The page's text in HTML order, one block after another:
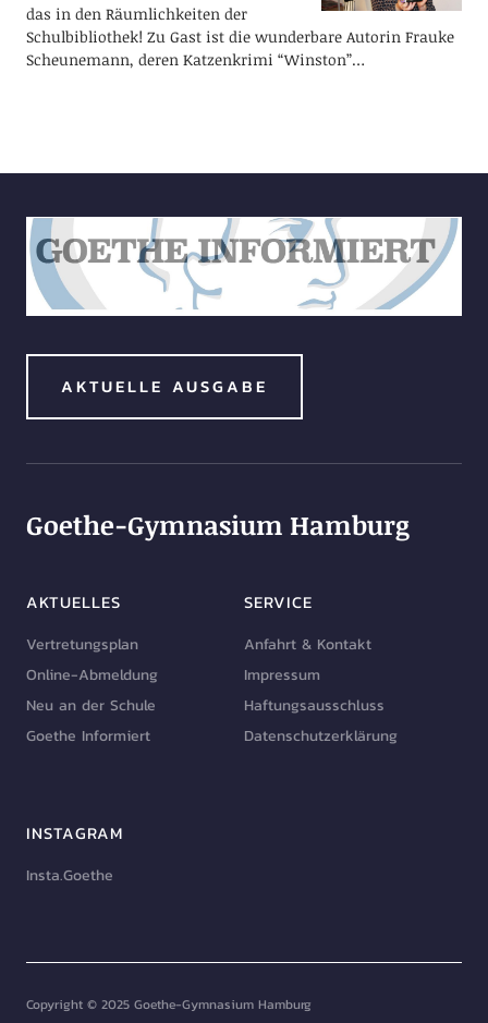
das in den Räumlichkeiten der
Schulbibliothek! Zu Gast ist die wunderbare Autorin Frauke
Scheunemann, deren Katzenkrimi “Winston”…
AKTUELLE AUSGABE
Goethe-Gymnasium Hamburg
AKTUELLES
Vertretungsplan
Online-Abmeldung
Neu an der Schule
Goethe Informiert
SERVICE
Anfahrt & Kontakt
Impressum
Haftungsausschluss
Datenschutzerklärung
INSTAGRAM
Insta.Goethe
Copyright © 2025 Goethe-Gymnasium Hamburg